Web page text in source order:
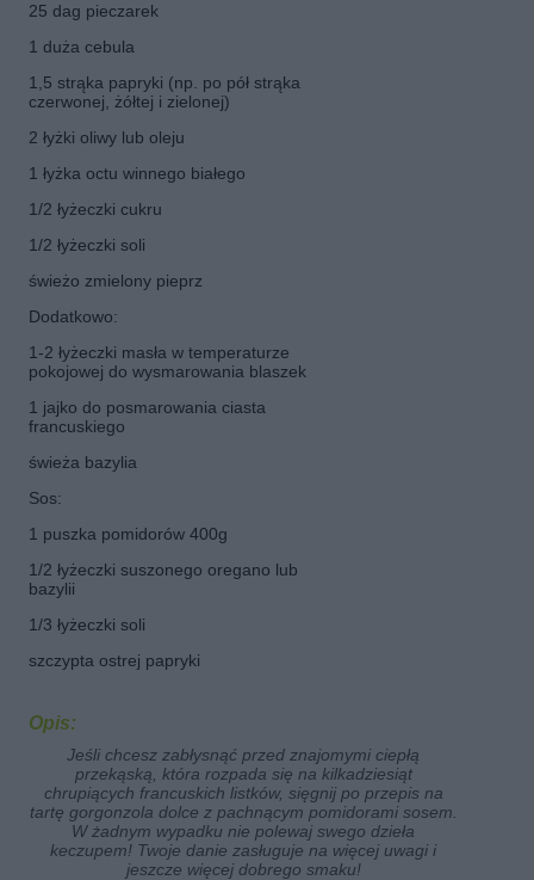
25 dag pieczarek
1 duża cebula
1,5 strąka papryki (np. po pół strąka
czerwonej, żółtej i zielonej)
2 łyżki oliwy lub oleju
1 łyżka octu winnego białego
1/2 łyżeczki cukru
1/2 łyżeczki soli
świeżo zmielony pieprz
Dodatkowo:
1-2 łyżeczki masła w temperaturze
pokojowej do wysmarowania blaszek
1 jajko do posmarowania ciasta
francuskiego
świeża bazylia
Sos:
1 puszka pomidorów 400g
1/2 łyżeczki suszonego oregano lub
bazylii
1/3 łyżeczki soli
szczypta ostrej papryki
Opis:
Jeśli chcesz zabłysnąć przed znajomymi ciepłą
przekąską, która rozpada się na kilkadziesiąt
chrupiących francuskich listków, sięgnij po przepis na
tartę gorgonzola dolce z pachnącym pomidorami sosem.
W żadnym wypadku nie polewaj swego dzieła
keczupem! Twoje danie zasługuje na więcej uwagi i
jeszcze więcej dobrego smaku!